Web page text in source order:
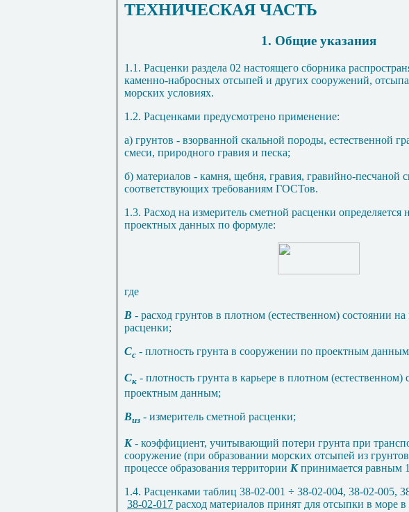
ТЕХНИЧЕСКАЯ ЧАСТЬ
1. Общие указания
1 .1 . Расценки раздела 02 настоящего сборника
каменно-набросных отсыпей и других сооружений,
морских условиях.
1.2. Расценками предусмотрено применение:
а) грунтов - взорванной скальной породы, естественной г
смеси, природного гравия и песка;
б) материалов - камня, щебня, гравия, гравийно-песчаной
соответствующих требованиям ГОСТов.
1.3. Расход на измеритель сметной расценки определяется
проектных данных по формуле:
где
В - расход грунтов в плотном (естественном) состоянии
расценки;
Сс - плотность грунта в сооружении по проектным
Ск - плотность грунта в карьере в плотном (естественном)
проектным данным;
Виз - измеритель сметной расценки;
К- коэффициент, учитывающий потери грунта при
сооружение (при образовании морских отсыпей из
процессе образования территории Кпринимается равным
1.4. Расценками таблиц 38-02-001 ÷ 38-02-004, 38-02-005,
38-02-017 расход материалов принят для отсыпки в море